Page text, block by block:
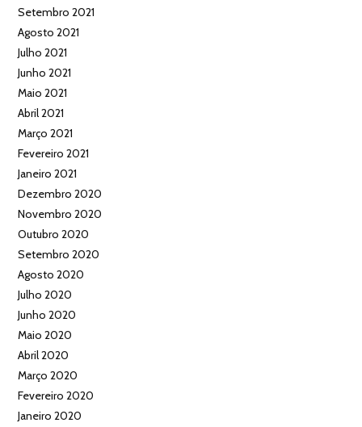
Setembro 2021
Agosto 2021
Julho 2021
Junho 2021
Maio 2021
Abril 2021
Março 2021
Fevereiro 2021
Janeiro 2021
Dezembro 2020
Novembro 2020
Outubro 2020
Setembro 2020
Agosto 2020
Julho 2020
Junho 2020
Maio 2020
Abril 2020
Março 2020
Fevereiro 2020
Janeiro 2020